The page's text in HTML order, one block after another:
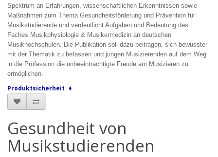
Spektrum an Erfahrungen, wissenschaftlichen Erkenntnissen sowie
Maßnahmen zum Thema Gesundheitsförderung und Prävention für
Musikstudierende und verdeutlicht Aufgaben und Bedeutung des
Faches Musikphysiologie & Musikermedizin an deutschen
Musikhochschulen. Die Publikation soll dazu beitragen, sich bewusster
mit der Thematik zu befassen und jungen Musizierenden auf dem Weg
in die Profession die unbeeinträchtigte Freude am Musizieren zu
ermöglichen.
Produktsicherheit ➧
Gesundheit von
Musikstudierenden